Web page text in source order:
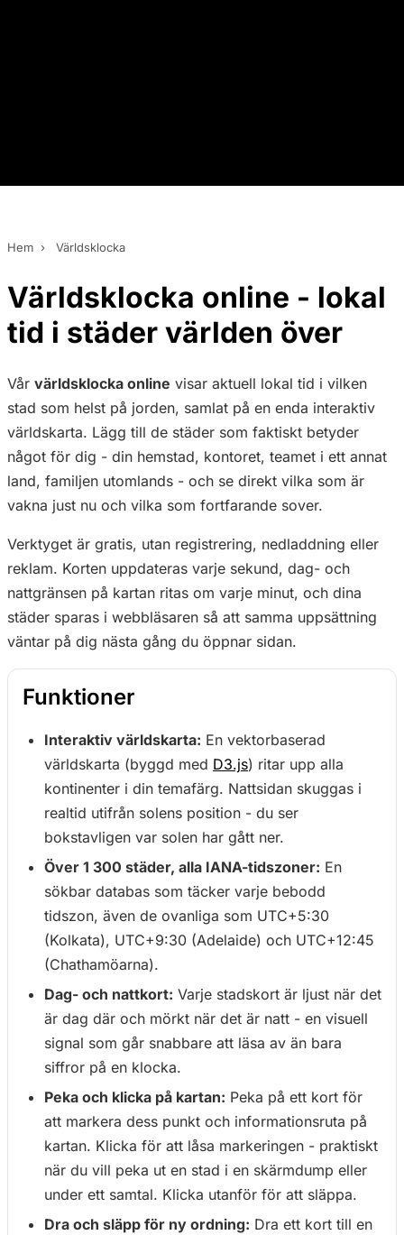
Hem › Världsklocka
Världsklocka online - lokal
tid i städer världen över
Vår världsklocka online visar aktuell lokal tid i vilken
stad som helst på jorden, samlat på en enda interaktiv
världskarta. Lägg till de städer som faktiskt betyder
något för dig - din hemstad, kontoret, teamet i ett annat
land, familjen utomlands - och se direkt vilka som är
vakna just nu och vilka som fortfarande sover.
Verktyget är gratis, utan registrering, nedladdning eller
reklam. Korten uppdateras varje sekund, dag- och
nattgränsen på kartan ritas om varje minut, och dina
städer sparas i webbläsaren så att samma uppsättning
väntar på dig nästa gång du öppnar sidan.
Funktioner
Interaktiv världskarta: En vektorbaserad
världskarta (byggd med D3.js) ritar upp alla
kontinenter i din temafärg. Nattsidan skuggas i
realtid utifrån solens position - du ser
bokstavligen var solen har gått ner.
Över 1 300 städer, alla IANA-tidszoner: En
sökbar databas som täcker varje bebodd
tidszon, även de ovanliga som UTC+5:30
(Kolkata), UTC+9:30 (Adelaide) och UTC+12:45
(Chathamöarna).
Dag- och nattkort: Varje stadskort är ljust när det
är dag där och mörkt när det är natt - en visuell
signal som går snabbare att läsa av än bara
siffror på en klocka.
Peka och klicka på kartan: Peka på ett kort för
att markera dess punkt och informationsruta på
kartan. Klicka för att låsa markeringen - praktiskt
när du vill peka ut en stad i en skärmdump eller
under ett samtal. Klicka utanför för att släppa.
Dra och släpp för ny ordning: Dra ett kort till en